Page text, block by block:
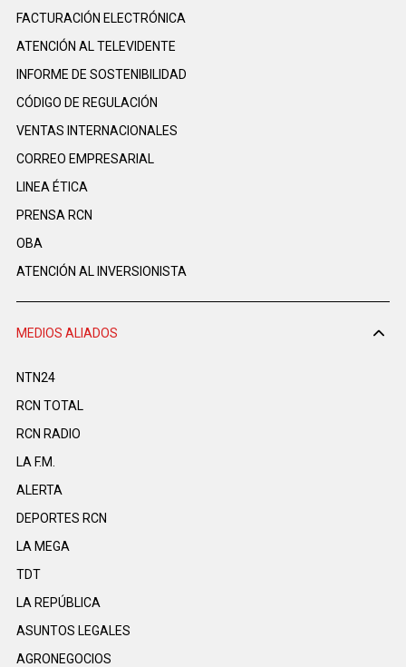
FACTURACIÓN ELECTRÓNICA
ATENCIÓN AL TELEVIDENTE
INFORME DE SOSTENIBILIDAD
CÓDIGO DE REGULACIÓN
VENTAS INTERNACIONALES
CORREO EMPRESARIAL
LINEA ÉTICA
PRENSA RCN
OBA
ATENCIÓN AL INVERSIONISTA
MEDIOS ALIADOS
NTN24
RCN TOTAL
RCN RADIO
LA F.M.
ALERTA
DEPORTES RCN
LA MEGA
TDT
LA REPÚBLICA
ASUNTOS LEGALES
AGRONEGOCIOS